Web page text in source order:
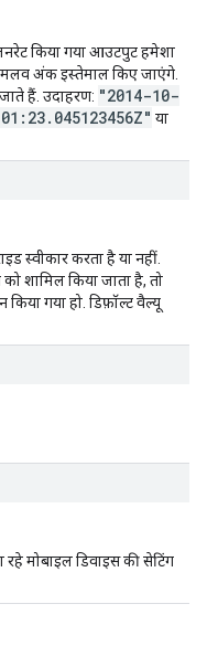
किया गया आउटपुट हमेशा
अंक इस्तेमाल किए जाएंगे.
हैं. उदाहरण: "2014-10-
या
स्वीकार करता है या नहीं.
शामिल किया जाता है, तो
गया हो. डिफ़ॉल्ट वैल्यू
मोबाइल डिवाइस की सेटिंग